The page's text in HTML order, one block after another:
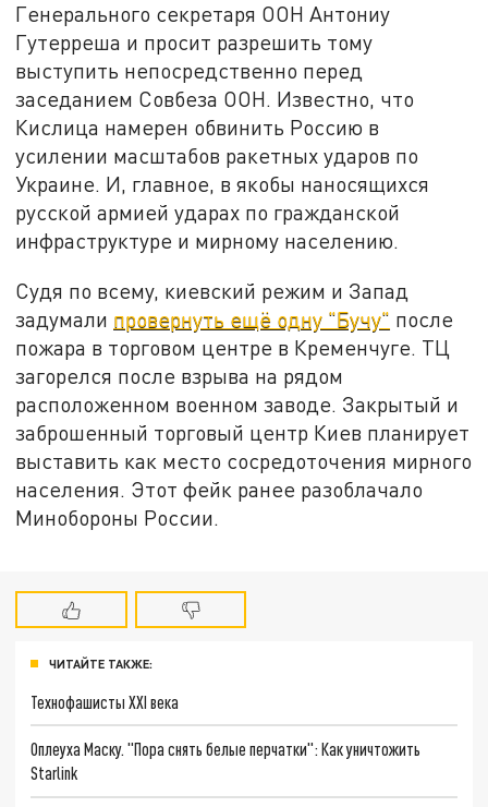
Генерального секретаря ООН Антониу
Гутерреша и просит разрешить тому
выступить непосредственно перед
заседанием Совбеза ООН. Известно, что
Кислица намерен обвинить Россию в
усилении масштабов ракетных ударов по
Украине. И, главное, в якобы наносящихся
русской армией ударах по гражданской
инфраструктуре и мирному населению.
Судя по всему, киевский режим и Запад
задумали провернуть ещё одну "Бучу" после
пожара в торговом центре в Кременчуге. ТЦ
загорелся после взрыва на рядом
расположенном военном заводе. Закрытый и
заброшенный торговый центр Киев планирует
выставить как место сосредоточения мирного
населения. Этот фейк ранее разоблачало
Минобороны России.
ЧИТАЙТЕ ТАКЖЕ:
Технофашисты XXI века
Оплеуха Маску. "Пора снять белые перчатки": Как уничтожить
Starlink